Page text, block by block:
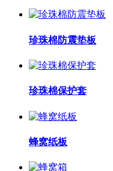
珍珠棉防震垫板
珍珠棉保护套
蜂窝纸板